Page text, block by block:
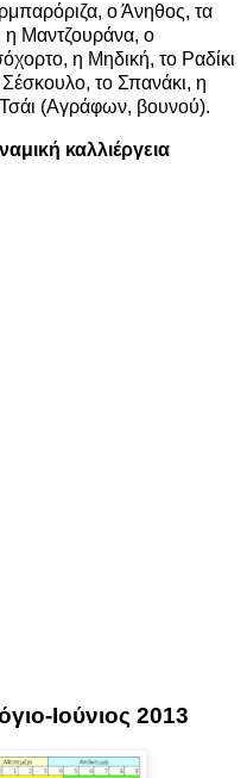
ο Άνηθος, τα
η Μαντζουράνα, ο
η Μηδική, το Ραδίκι
το Σπανάκι, η
Τσάι (Αγράφων, βουνού).
καλλιέργεια
Ιούνιος 2013